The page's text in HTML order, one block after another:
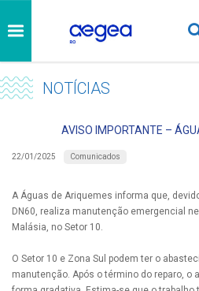
NOTÍCIAS
AVISO IMPORTANTE –
22/01/2025 Comunicados
A Águas de Ariquemes informa que,
DN60, realiza manutenção emergencial
Malásia, no Setor 10.
O Setor 10 e Zona Sul podem ter o
manutenção. Após o término do reparo, o